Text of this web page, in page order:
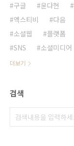
구글
윤다현
엑스티비
다음
소셜웹
플랫폼
SNS
소셜미디어
더보기
검색